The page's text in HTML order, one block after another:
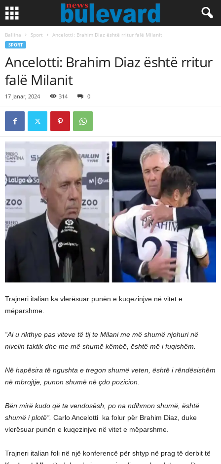
Ballina Sport Ancelotti: Brahim Diaz është rritur falë Milanit
SPORT
Ancelotti: Brahim Diaz është rritur
falë Milanit
17 Janar, 2024 314 0
Trajneri italian ka vlerësuar punën e kuqezinjve në vitet e
mëparshme.
“Ai u rikthye pas viteve të tij te Milani me më shumë njohuri në
nivelin taktik dhe me më shumë këmbë, është më i fuqishëm.
Në hapësira të ngushta e tregon shumë veten, është i rëndësishëm
në mbrojtje, punon shumë në çdo pozicion.
Bën mirë kudo që ta vendosësh, po na ndihmon shumë, është
shumë i plotë”. Carlo Ancelotti ka folur për Brahim Diaz, duke
vlerësuar punën e kuqezinjve në vitet e mëparshme.
Trajneri italian foli në një konferencë për shtyp në prag të derbit të